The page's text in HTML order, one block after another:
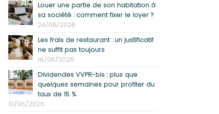
Louer une partie de son habitation à
sa société : comment fixer le loyer ?
24/06/2026
Les frais de restaurant : un justificatif
ne suffit pas toujours
18/06/2026
Dividendes VVPR-bis : plus que
quelques semaines pour profiter du
taux de 15 %
10/06/2026